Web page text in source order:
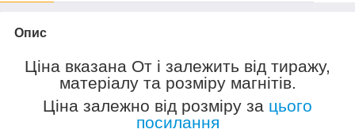
Опис
Ціна вказана От і залежить від тиражу,
матеріалу та розміру магнітів.
Ціна залежно від розміру за цього
посилання